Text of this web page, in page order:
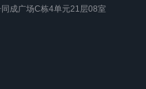
成广场C栋4单元21层08室